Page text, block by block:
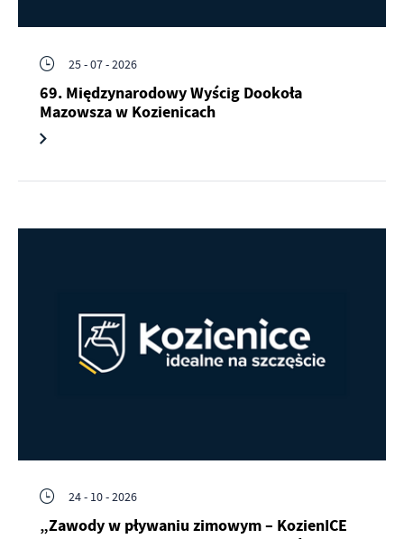
25 - 07 - 2026
69. Międzynarodowy Wyścig Dookoła
Mazowsza w Kozienicach
24 - 10 - 2026
„Zawody w pływaniu zimowym – KozienICE